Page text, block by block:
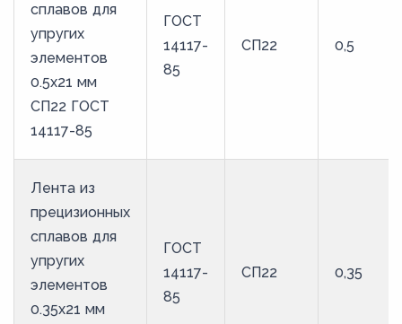
36
37
39
40
41
42
43
44
45
сплавов для
упругих
элементов
0.5x21 мм
СП22 ГОСТ
14117-85
ГОСТ
14117-
85
СП22 0,5
Лента из
прецизионных
сплавов для
упругих
элементов
0.35x21 мм
ГОСТ
14117-
85
СП22 0,35